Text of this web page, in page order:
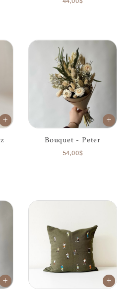
Bouquet - Peter
54,00$